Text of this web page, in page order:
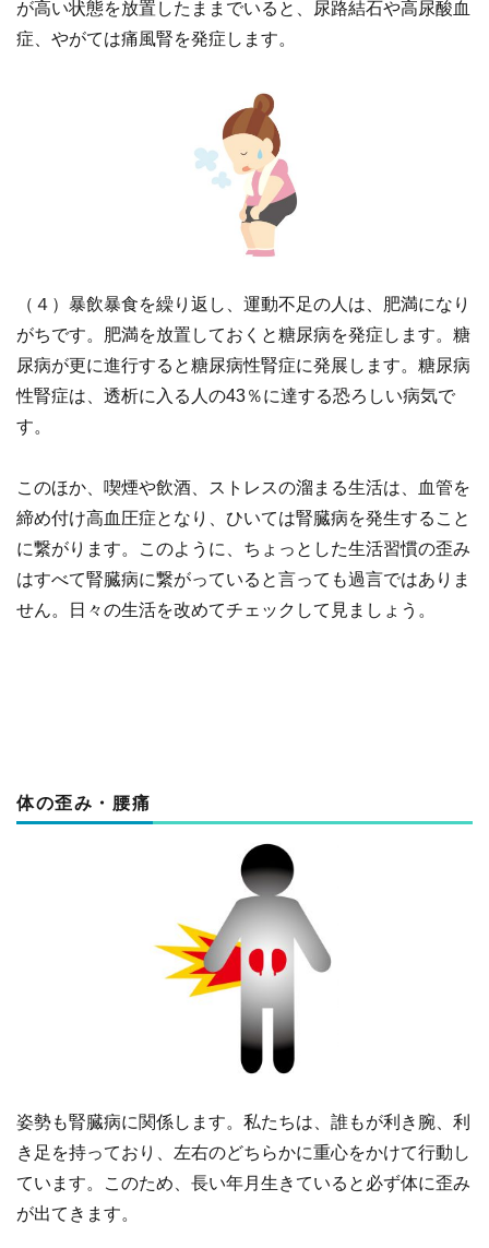
が高い状態を放置したままでいると、尿路結石や高尿酸血
症、やがては痛風腎を発症します。
（４）暴飲暴食を繰り返し、運動不足の人は、肥満になり
がちです。肥満を放置しておくと糖尿病を発症します。糖
尿病が更に進行すると糖尿病性腎症に発展します。糖尿病
性腎症は、透析に入る人の43％に達する恐ろしい病気で
す。
このほか、喫煙や飲酒、ストレスの溜まる生活は、血管を
締め付け高血圧症となり、ひいては腎臓病を発生すること
に繋がります。このように、ちょっとした生活習慣の歪み
はすべて腎臓病に繋がっていると言っても過言ではありま
せん。日々の生活を改めてチェックして見ましょう。
体の歪み・腰痛
姿勢も腎臓病に関係します。私たちは、誰もが利き腕、利
き足を持っており、左右のどちらかに重心をかけて行動し
ています。このため、長い年月生きていると必ず体に歪み
が出てきます。